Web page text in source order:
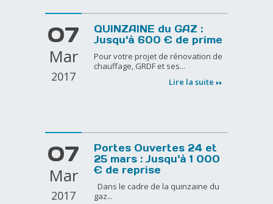
07
Mar
2017
QUINZAINE du GAZ :
Jusqu'à 600 € de prime
Pour votre projet de rénovation de
chauffage, GRDF et ses...
Lire la suite
07
Mar
2017
Portes Ouvertes 24 et
25 mars : Jusqu'à 1 000
€ de reprise
Dans le cadre de la quinzaine du
gaz...